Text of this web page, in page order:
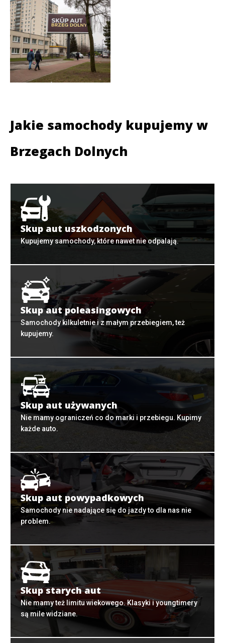
Jakie samochody kupujemy w
Brzegach Dolnych
Skup aut uszkodzonych
Kupujemy samochody, które nawet nie odpalają.
Skup aut poleasingowych
Samochody kilkuletnie i z małym przebiegiem, też
kupujemy.
Skup aut używanych
Nie mamy ograniczeń co do marki i przebiegu. Kupimy
każde auto.
Skup aut powypadkowych
Samochody nie nadające się do jazdy to dla nas nie
problem.
Skup starych aut
Nie mamy też limitu wiekowego. Klasyki i youngtimery
są mile widziane.